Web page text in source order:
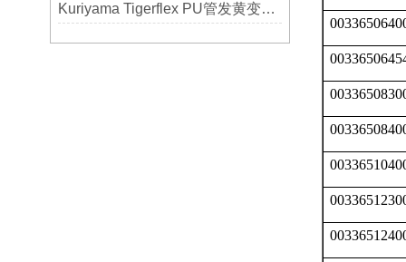
Kuriyama Tigerflex PU管发黄变硬怎么办？